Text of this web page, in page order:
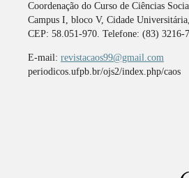
Coordenação do Curso de Ciências
Campus I, bloco V, Cidade
CEP: 58.051-970. Telefone: (83) 3216-
E-mail: revistacaos99@gmail.com
periodicos.ufpb.br/ojs2/index.php/caos